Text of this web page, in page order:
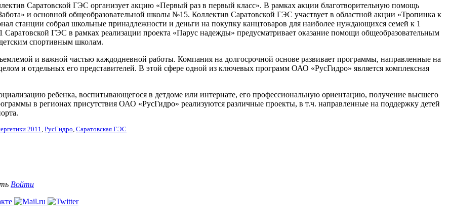
Саратовской ГЭС организует акцию «Первый раз в первый класс». В рамках акции благотворительную помощь
и основной общеобразовательной школы №15. Коллектив Саратовской ГЭС участвует в областной акции «Тропинка к
станции собрал школьные принадлежности и деньги на покупку канцтоваров для наиболее нуждающихся семей к 1
Саратовской ГЭС в рамках реализации проекта «Парус надежды» предусматривает оказание помощи общеобразовательным
спортивным школам.
и важной частью каждодневной работы. Компания на долгосрочной основе развивает программы, направленные на
и отдельных его представителей. В этой сфере одной из ключевых программ ОАО «РусГидро» является комплексная
ребенка, воспитывающегося в детдоме или интернате, его профессиональную ориентацию, получение высшего
в регионах присутствия ОАО «РусГидро» реализуются различные проекты, в т.ч. направленные на поддержку детей
2011, РусГидро, Саратовская ГЭС
Войти